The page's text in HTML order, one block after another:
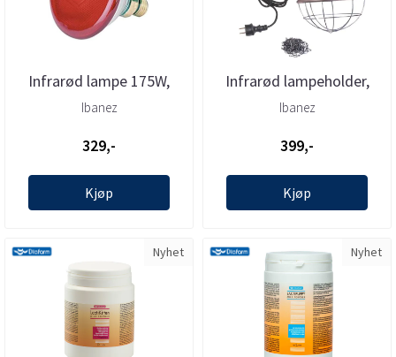
Infrarød lampe 175W,
Ibanez
Ibanez
329,-
Kjøp
Infrarød lampeholder,
Varmelampe, Ibanez
Ibanez
399,-
Kjøp
Nyhet Nyhet